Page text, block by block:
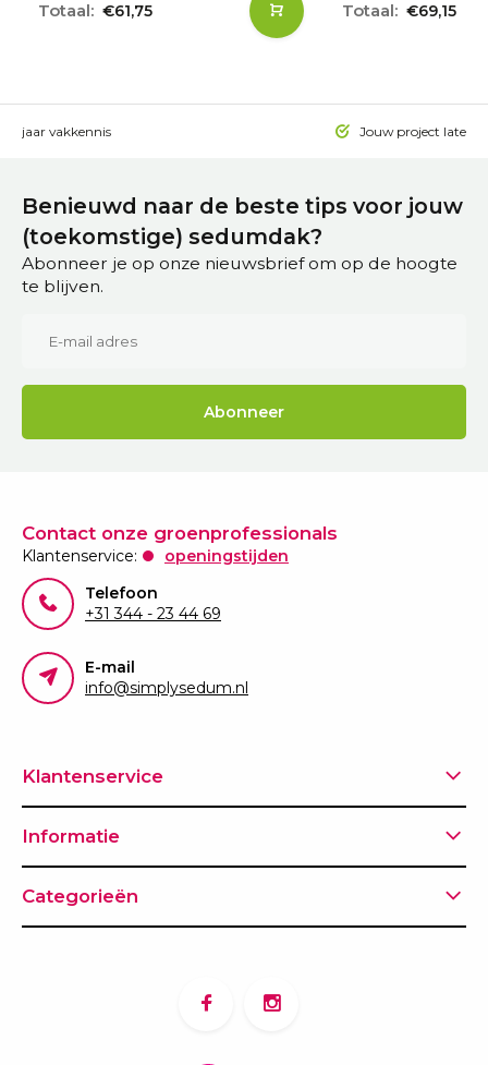
€61,75 €69,15
15 jaar vakkennis Jouw project laten
Benieuwd naar de beste tips voor jouw
(toekomstige) sedumdak?
Abonneer je op onze nieuwsbrief om op de hoogte
te blijven.
Abonneer
Contact onze groenprofessionals
Klantenservice:
openingstijden
Telefoon
+31 344 - 23 44 69
E-mail
info@simplysedum.nl
Klantenservice
Informatie
Categorieën